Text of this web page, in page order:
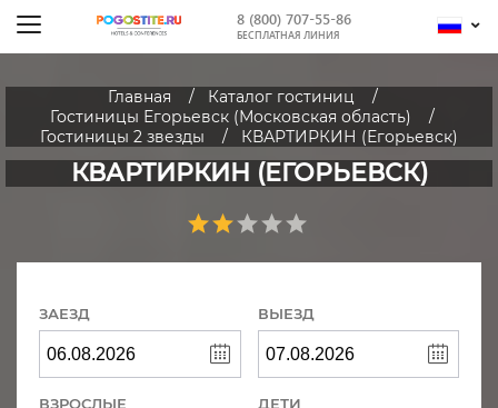
8 (800) 707-55-86
БЕСПЛАТНАЯ ЛИНИЯ
Главная
Каталог гостиниц
Гостиницы Егорьевск (Московская область)
Гостиницы 2 звезды
КВАРТИРКИН (Егорьевск)
КВАРТИРКИН (ЕГОРЬЕВСК)
ЗАЕЗД ВЫЕЗД
ВЗРОСЛЫЕ ДЕТИ